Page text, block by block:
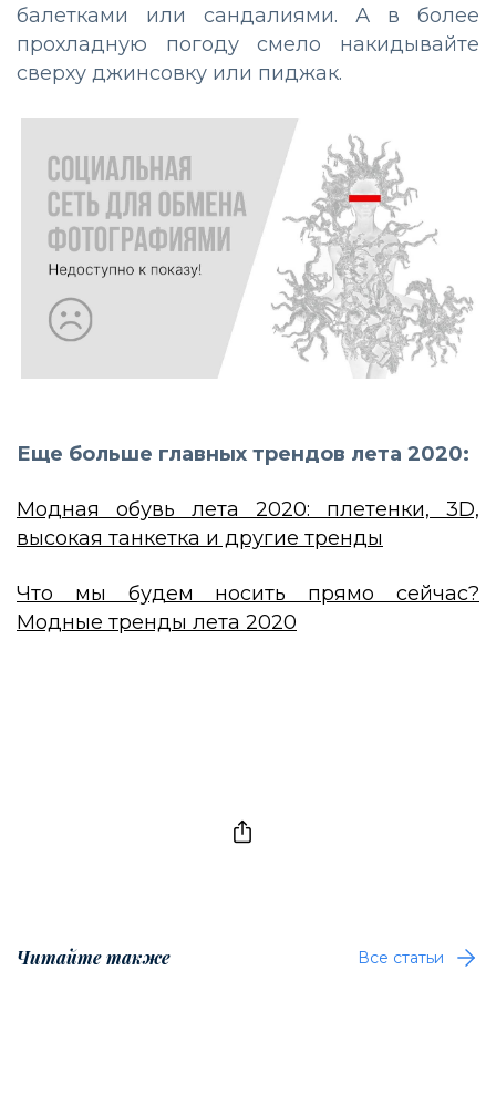
балетками или сандалиями. А в более
прохладную погоду смело накидывайте
сверху джинсовку или пиджак.
Еще больше главных трендов лета 2020:
Модная обувь лета 2020: плетенки, 3D,
высокая танкетка и другие тренды
Что мы будем носить прямо сейчас?
Модные тренды лета 2020
Читайте также Все статьи